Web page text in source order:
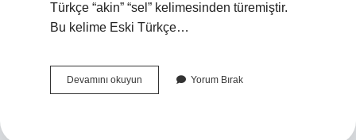
Türkçe “akin” “sel” kelimesinden türemiştir.
Bu kelime Eski Türkçe…
Devamını okuyun
Anlamlısı
Yorum Bırak